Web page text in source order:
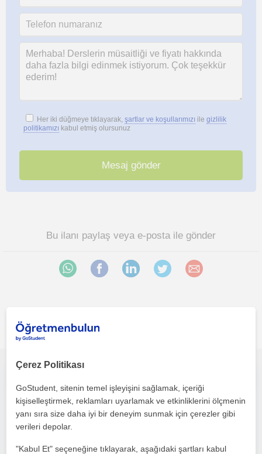
Her iki düğmeye tıklayarak, şartlar ve koşullarımızı ile gizlilik
politikamızı kabul etmiş olursunuz
Bu ilanı paylaş veya e-posta ile gönder
Mersin sehri bölgesinde ilginizi çekebilecek diğer Matematik
Matematik
Mersin Sehri
Çerez Politikası
GoStudent, sitenin temel işleyişini sağlamak, içeriği
kişiselleştirmek, reklamları uyarlamak ve etkinliklerini ölçmenin
yanı sıra size daha iyi bir deneyim sunmak için çerezler gibi
verileri depolar.
"Kabul Et" seçeneğine tıklayarak, aşağıdaki şartları kabul